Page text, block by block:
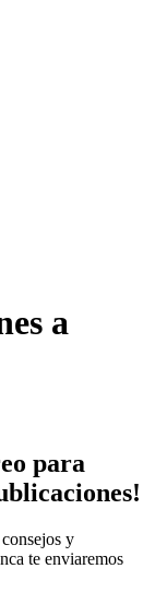
a
para
y
te enviaremos